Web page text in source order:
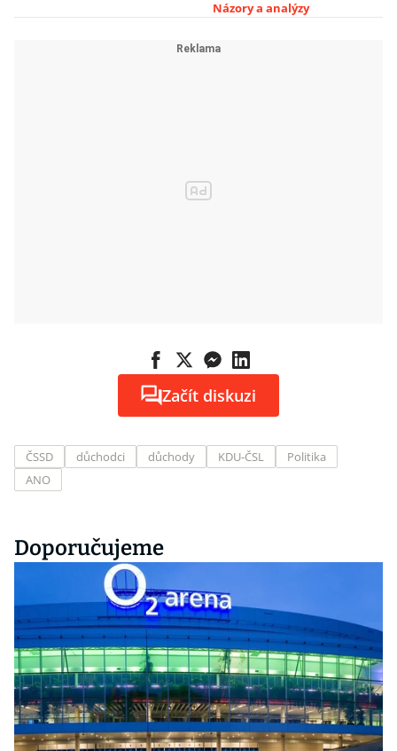
Názory a analýzy
Začít diskuzi
ČSSD důchodci důchody KDU-ČSL
Politika
ANO
Doporučujeme